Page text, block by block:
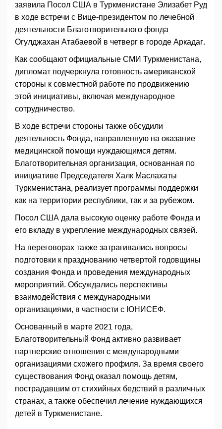
заявила Посол США в Туркменистане Элизабет Руд
в ходе встречи с Вице-президентом по лечебной
деятельности Благотворительного фонда
Огулджахан Атабаевой в четверг в городе Аркадаг.
Как сообщают официальные СМИ Туркменистана,
дипломат подчеркнула готовность американской
стороны к совместной работе по продвижению
этой инициативы, включая международное
сотрудничество.
В ходе встречи стороны также обсудили
деятельность Фонда, направленную на оказание
медицинской помощи нуждающимся детям.
Благотворительная организация, основанная по
инициативе Председателя Халк Маслахаты
Туркменистана, реализует программы поддержки
как на территории республики, так и за рубежом.
Посол США дала высокую оценку работе Фонда и
его вкладу в укрепление международных связей.
На переговорах также затрагивались вопросы
подготовки к празднованию четвертой годовщины
создания Фонда и проведения международных
мероприятий. Обсуждались перспективы
взаимодействия с международными
организациями, в частности с ЮНИСЕФ.
Основанный в марте 2021 года,
Благотворительный Фонд активно развивает
партнерские отношения с международными
организациями схожего профиля. За время своего
существования Фонд оказал помощь детям,
пострадавшим от стихийных бедствий в различных
странах, а также обеспечил лечение нуждающихся
детей в Туркменистане.